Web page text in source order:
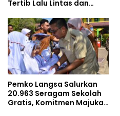
Tertib Lalu Lintas dan
Pemko Langsa Salurkan
20.963 Seragam Sekolah
Gratis, Komitmen Majukan